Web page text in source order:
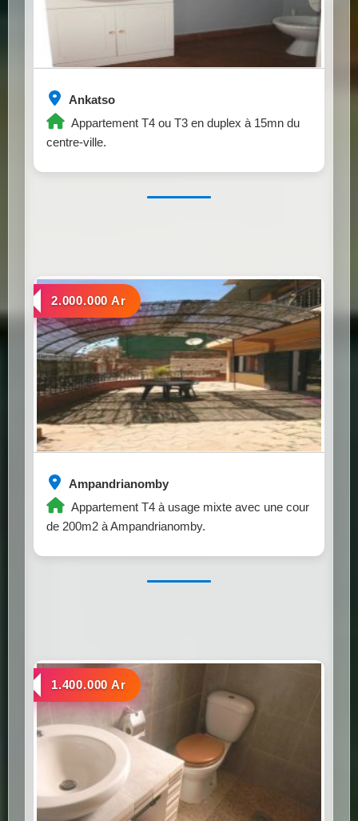
Ankatso
Appartement T4 ou T3 en duplex à 15mn du
centre-ville.
Ampandrianomby
Appartement T4 à usage mixte avec une cour
de 200m2 à Ampandrianomby.
a louer
2.000.000 Ar
a louer
1.400.000 Ar